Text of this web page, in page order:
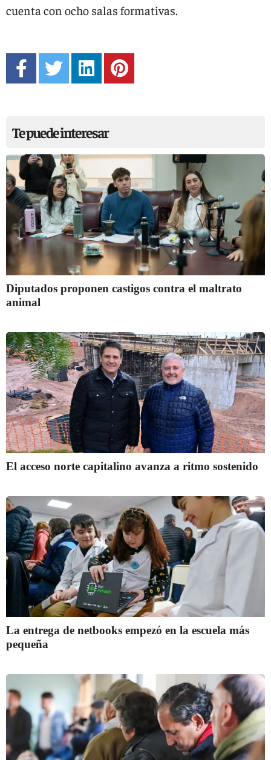
cuenta con ocho salas formativas.
Te puede interesar
Diputados proponen castigos contra el maltrato
animal
El acceso norte capitalino avanza a ritmo sostenido
La entrega de netbooks empezó en la escuela más
pequeña